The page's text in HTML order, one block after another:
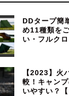
DDタープ簡
め11種類を
い・フルク
【2023】火
較！キャン
いやすい？